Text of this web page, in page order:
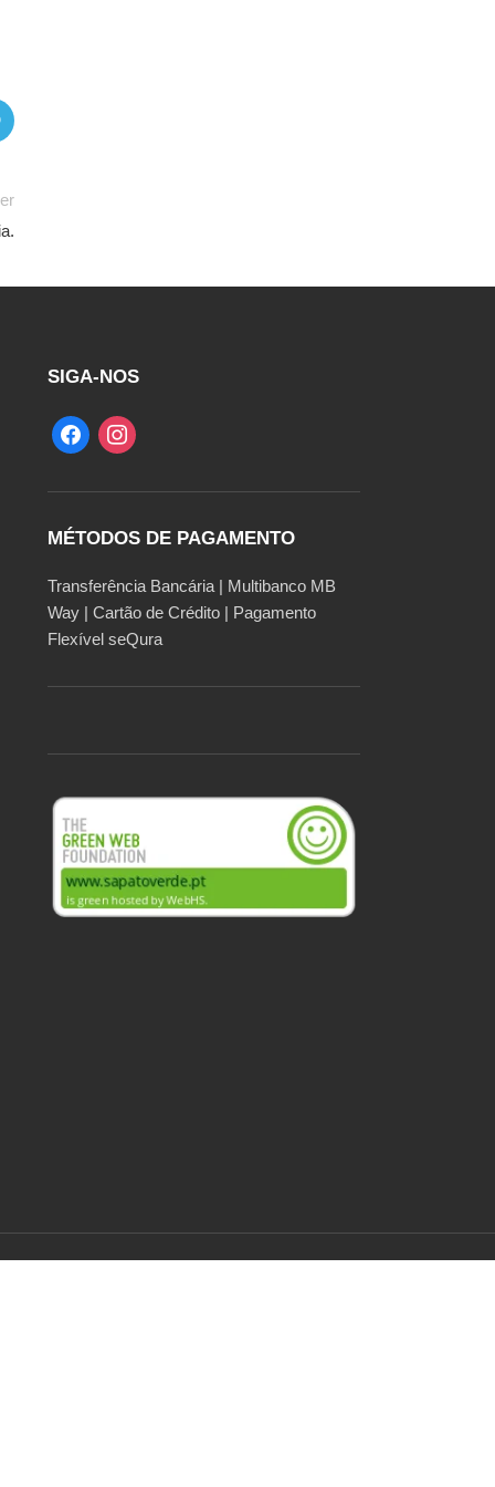
SIGA-NOS
MÉTODOS DE PAGAMENTO
Transferência Bancária | Multibanco MB
Way | Cartão de Crédito | Pagamento
Flexível seQura